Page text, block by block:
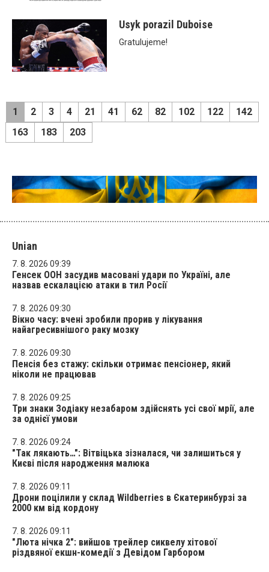
Usyk porazil Duboise
Gratulujeme!
1 2 3 4 21 41 62 82 102 122
142
163
183 203
Unian
7. 8. 2026 09:39
Генсек ООН засудив масовані удари по Україні, але
назвав ескалацією атаки в тил Росії
7. 8. 2026 09:30
Вікно часу: вчені зробили прорив у лікування
найагресивнішого раку мозку
7. 8. 2026 09:30
Пенсія без стажу: скільки отримає пенсіонер, який
ніколи не працював
7. 8. 2026 09:25
Три знаки Зодіаку незабаром здійснять усі свої мрії, але
за однієї умови
7. 8. 2026 09:24
"Так лякають…": Вітвіцька зізналася, чи залишиться у
Києві після народження малюка
7. 8. 2026 09:11
Дрони поцілили у склад Wildberries в Єкатеринбурзі за
2000 км від кордону
7. 8. 2026 09:11
"Люта нічка 2": вийшов трейлер сиквелу хітової
різдвяної екшн-комедії з Девідом Гарбором